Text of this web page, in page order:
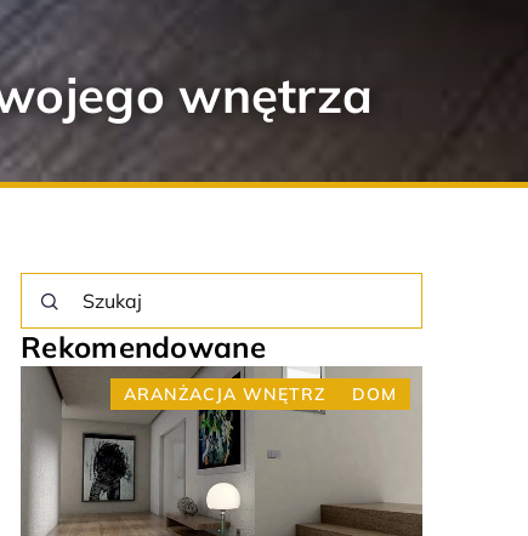
wnętrza
Rekomendowane
ARANŻACJA WNĘTRZ DOM